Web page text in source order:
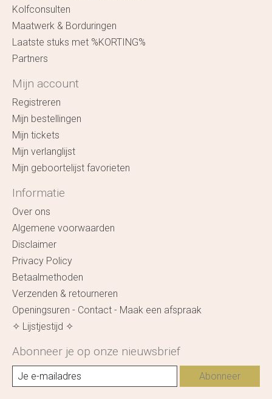
Kolfconsulten
Maatwerk & Borduringen
Laatste stuks met %KORTING%
Partners
Mijn account
Registreren
Mijn bestellingen
Mijn tickets
Mijn verlanglijst
Mijn geboortelijst favorieten
Informatie
Over ons
Algemene voorwaarden
Disclaimer
Privacy Policy
Betaalmethoden
Verzenden & retourneren
Openingsuren - Contact - Maak een afspraak
✧ Lijstjestijd ✧
Abonneer je op onze nieuwsbrief
Abonneer